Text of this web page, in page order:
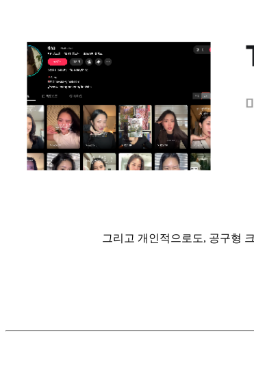
그리고 개인적으로도, 공구형